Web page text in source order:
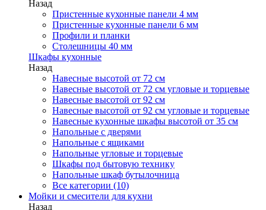
Назад
Пристенные кухонные панели 4 мм
Пристенные кухонные панели 6 мм
Профили и планки
Столешницы 40 мм
Шкафы кухонные
Назад
Навесные высотой от 72 см
Навесные высотой от 72 см угловые и торцевые
Навесные высотой от 92 см
Навесные высотой от 92 см угловые и торцевые
Навесные кухонные шкафы высотой от 35 см
Напольные с дверями
Напольные с ящиками
Напольные угловые и торцевые
Шкафы под бытовую технику
Напольные шкаф бутылочница
Все категории (10)
Мойки и смесители для кухни
Назад